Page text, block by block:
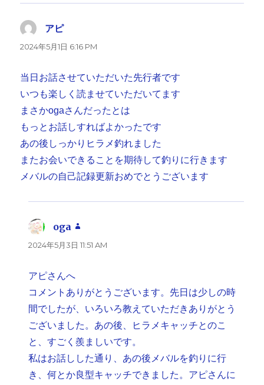
アピよ
り:
2024年5月1日 6:16 PM
当日お話させていただいた先行者です
いつも楽しく読ませていただいてます
まさかogaさんだったとは
もっとお話しすればよかったです
あの後しっかりヒラメ釣れました
またお会いできることを期待して釣りに行きます
メバルの自己記録更新おめでとうございます
oga
り:
2024年5月3日 11:51 AM
アピさんへ
コメントありがとうございます。先日は少しの時
間でしたが、いろいろ教えていただきありがとう
ございました。あの後、ヒラメキャッチとのこ
と、すごく羨ましいです。
私はお話しした通り、あの後メバルを釣りに行
き、何とか良型キャッチできました。アピさんに